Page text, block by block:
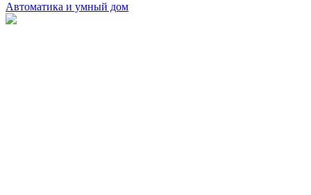
Автоматика и умный дом